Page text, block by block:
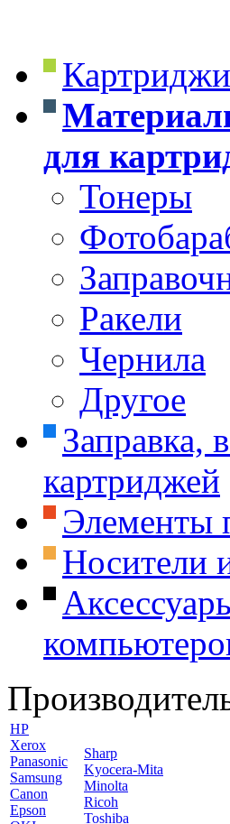
Картриджи
для
Тонеры
Ракели
Чернила
Другое
Заправка,
картриджей
Элементы
Носители
HP
Xerox
Panasonic
Samsung
Canon
Epson
Sharp
Kyocera-Mita
Minolta
Ricoh
Toshiba